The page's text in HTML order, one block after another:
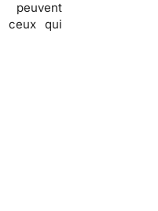
peuvent
ceux qui